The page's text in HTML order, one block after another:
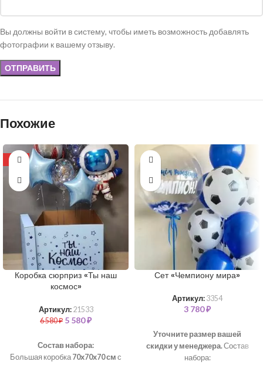
Вы должны войти в систему, чтобы иметь возможность добавлять
фотографии к вашему отзыву.
Похожие
-15%
Коробка сюрприз «Ты наш
космос»
Артикул: 21533
6 580₽ 5 580₽
Состав набора:
Большая коробка 70х70х70 см с
Сет «Чемпиону мира»
Артикул: 3354
3 780₽
Уточните размер вашей
скидки у менеджера.Состав
набора: